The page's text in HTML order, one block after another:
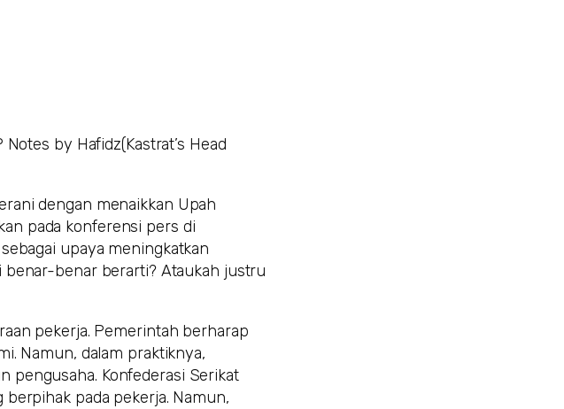
by Hafidz(Kastrat’s Head
dengan menaikkan Upah
pada konferensi pers di
upaya meningkatkan
benar-benar berarti? Ataukah justru
pekerja. Pemerintah berharap
Namun, dalam praktiknya,
pengusaha. Konfederasi Serikat
pada pekerja. Namun,